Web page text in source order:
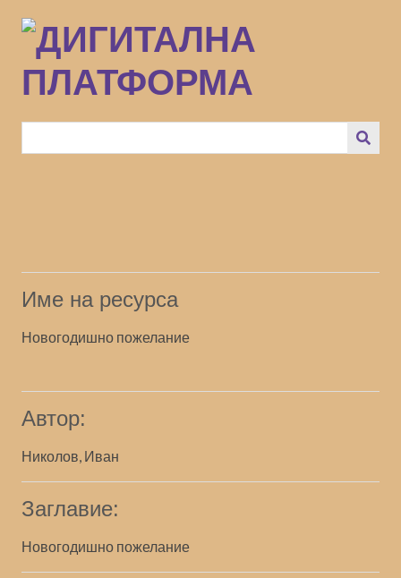
към
основното
съдържание
Име на ресурса
Новогодишно пожелание
Автор:
Николов, Иван
Заглавие:
Новогодишно пожелание